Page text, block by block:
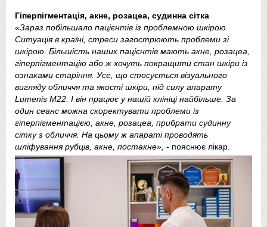
Гіперпігментація, акне, розацеа, судинна сітка
«Зараз побільшало пацієнтів із проблемною шкірою.
Ситуація в країні, стреси загострюють проблеми зі
шкірою. Більшість наших пацієнтів мають акне, розацеа,
гіперпігментацію або ж хочуть покращити стан шкіри із
ознаками старіння. Усе, що стосується візуального
вигляду обличчя та якості шкіри, під силу апарату
Lumenis М22. І він працює у нашій клініці найбільше. За
один сеанс можна скоректувати проблеми із
гіперпігментацією, акне, розацеа, прибрати судинну
сітку з обличчя. На цьому ж апараті проводять
шліфування рубців, акне, постакне», - пояснює лікар.